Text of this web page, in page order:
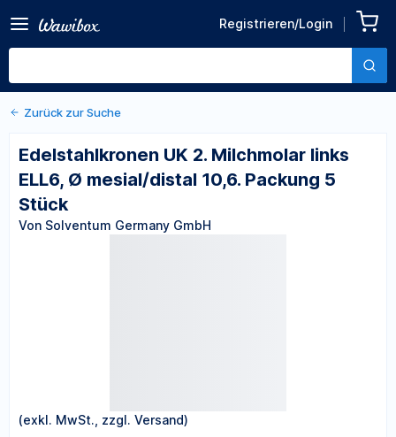
Registrieren/Login
Milchmolar links ELL6, Ø
mesial/distal 10,6. Packung
Von Solventum Germany GmbH
Zurück zu den Produktdetails
Zurück zur Suche
Edelstahlkronen UK 2. Milchmolar links
ELL6, Ø mesial/distal 10,6. Packung 5
Stück
Von Solventum Germany GmbH
(exkl. MwSt., zzgl. Versand)